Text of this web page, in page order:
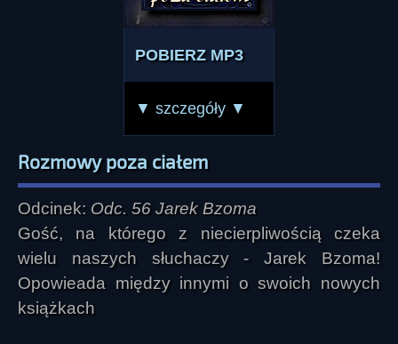
POBIERZ MP3
▼ szczegóły ▼
Rozmowy poza ciałem
Odcinek: Odc. 56 Jarek Bzoma
Gość, na którego z niecierpliwością czeka
wielu naszych słuchaczy - Jarek Bzoma!
Opowieada między innymi o swoich nowych
książkach